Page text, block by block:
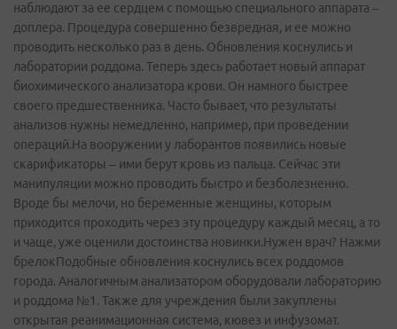
наблюдают за ее сердцем с помощью специального аппарата –
доплера. Процедура совершенно безвредная, и ее можно
проводить несколько раз в день. Обновления коснулись и
лаборатории роддома. Теперь здесь работает новый аппарат
биохимического анализатора крови. Он намного быстрее
своего предшественника. Часто бывает, что результаты
анализов нужны немедленно, например, при проведении
операций.На вооружении у лаборантов появились новые
скарификаторы – ими берут кровь из пальца. Сейчас эти
манипуляции можно проводить быстро и безболезненно.
Вроде бы мелочи, но беременные женщины, которым
приходится проходить через эту процедуру каждый месяц, а то
и чаще, уже оценили достоинства новинки.Нужен врач? Нажми
брелокПодобные обновления коснулись всех роддомов
города. Аналогичным анализатором оборудовали лабораторию
и роддома №1. Также для учреждения были закуплены
открытая реанимационная система, кювез и инфузомат.